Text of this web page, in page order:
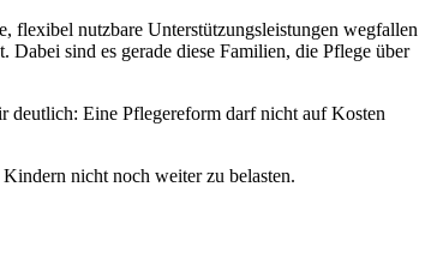
flexibel nutzbare Unterstützungsleistungen wegfallen
sind es gerade diese Familien, die Pflege über
deutlich: Eine Pflegereform darf nicht auf Kosten
nicht noch weiter zu belasten.